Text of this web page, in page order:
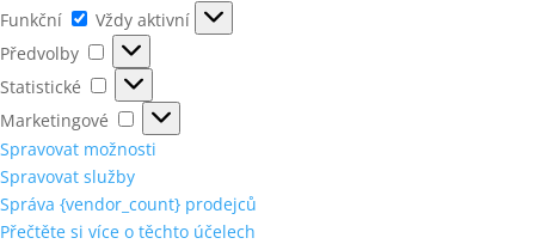
Funkční
Funkční
Vždy aktivní
Předvolby
Předvolby
Statistické
Statistické
Marketingové
Marketingové
Spravovat možnosti
Spravovat služby
Správa {vendor_count} prodejců
Přečtěte si více o těchto účelech